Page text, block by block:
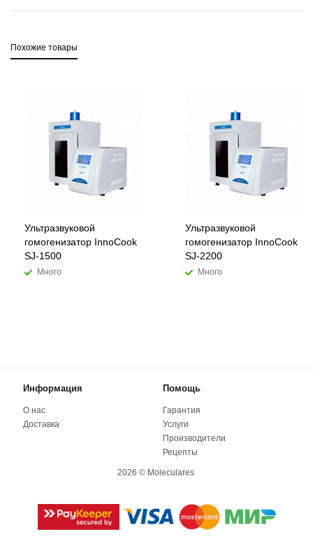
Похожие товары
Ультразвуковой
гомогенизатор InnoCook
SJ-1500
Много
Ультразвуковой
гомогенизатор InnoCook
SJ-2200
Много
Информация Помощь
О нас
Доставка
Гарантия
Услуги
Производители
Рецепты
2026 © Moleculares